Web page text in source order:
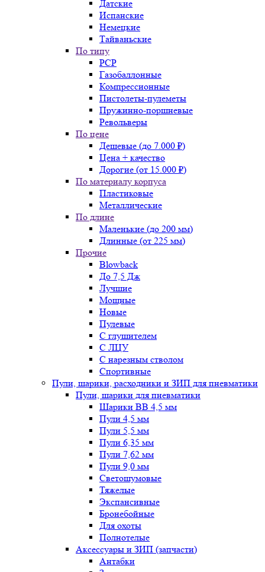
Датские
Испанские
Немецкие
Тайваньские
По типу
PCP
Газобаллонные
Компрессионные
Пистолеты-пулеметы
Пружинно-поршневые
Револьверы
По цене
Дешевые (до 7.000 ₽)
Цена + качество
Дорогие (от 15.000 ₽)
По материалу корпуса
Пластиковые
Металлические
По длине
Маленькие (до 200 мм)
Длинные (от 225 мм)
Прочие
Blowback
До 7,5 Дж
Лучшие
Мощные
Новые
Пулевые
С глушителем
С ЛЦУ
С нарезным стволом
Спортивные
Пули, шарики, расходники и ЗИП для пневматики
Пули, шарики для пневматики
Шарики BB 4,5 мм
Пули 4,5 мм
Пули 5,5 мм
Пули 6,35 мм
Пули 7,62 мм
Пули 9,0 мм
Светошумовые
Тяжелые
Экспансивные
Бронебойные
Для охоты
Полнотелые
Аксессуары и ЗИП (запчасти)
Антабки